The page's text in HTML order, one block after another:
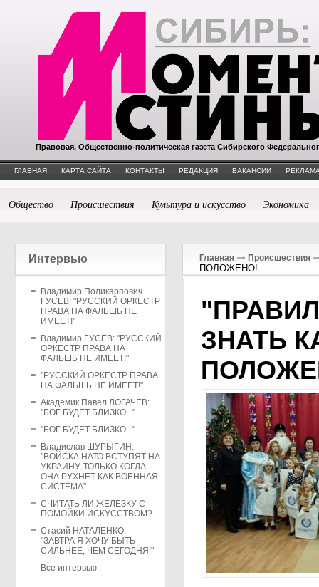
Правовая, Общественно-политическая газета Сибирского
ГЛАВНАЯ КАРТА САЙТА КОНТАКТЫ РЕДАКЦИЯ ВАКАНСИИ
Общество Происшествия Культура и искусство Экономика
Интервью
Владимир Поликарпович
ГУСЕВ: "РУССКИЙ ОРКЕСТР
ПРАВА НА ФАЛЬШЬ НЕ
ИМЕЕТ!"
Владимир ГУСЕВ: "РУССКИЙ
ОРКЕСТР ПРАВА НА
ФАЛЬШЬ НЕ ИМЕЕТ!"
"РУССКИЙ ОРКЕСТР ПРАВА
НА ФАЛЬШЬ НЕ ИМЕЕТ!"
Академик Павел ЛОГАЧЁВ:
"БОГ БУДЕТ БЛИЗКО..."
"БОГ БУДЕТ БЛИЗКО..."
Владислав ШУРЫГИН:
"ВОЙСКА НАТО ВСТУПЯТ НА
УКРАИНУ, ТОЛЬКО КОГДА
ОНА РУХНЕТ КАК ВОЕННАЯ
СИСТЕМА"
СЧИТАТЬ ЛИ ЖЕЛЕЗКУ С
ПОМОЙКИ ИСКУССТВОМ?
Стасий НАТАЛЕНКО:
"ЗАВТРА Я ХОЧУ БЫТЬ
СИЛЬНЕЕ, ЧЕМ СЕГОДНЯ!"
Все интервью
Главная Происшествия
ПОЛОЖЕНО!
ЗНАТЬ